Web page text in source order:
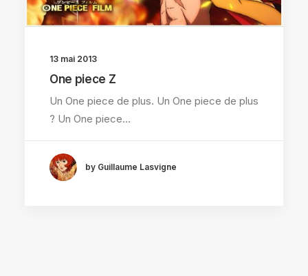
13 mai 2013
One piece Z
Un One piece de plus. Un One piece de plus
? Un One piece…
by Guillaume Lasvigne